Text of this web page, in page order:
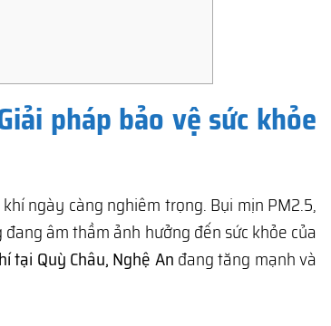
pháp bảo vệ sức khỏe
ngày càng nghiêm trọng. Bụi mịn PM2.5,
âm thầm ảnh hưởng đến sức khỏe của
tại Quỳ Châu, Nghệ An đang tăng mạnh và